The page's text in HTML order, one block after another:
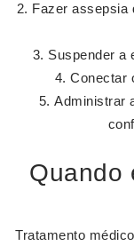
Fazer assepsia
Suspender a
Conectar
Administrar
Quando
Tratamento